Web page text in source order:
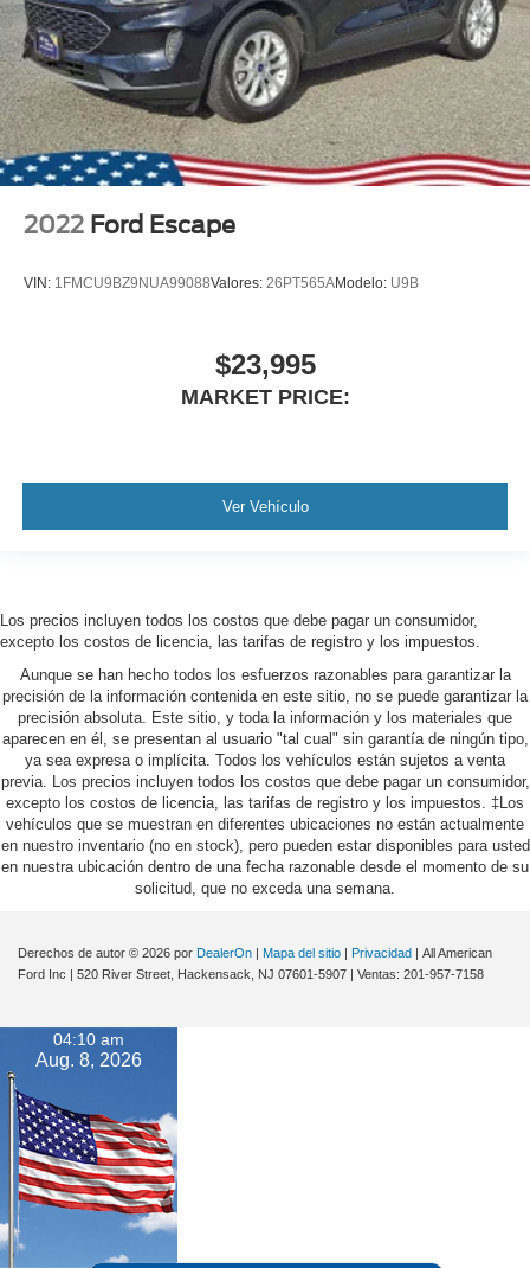
2022 Ford Escape
VIN: 1FMCU9BZ9NUA99088Valores: 26PT565AModelo: U9B
$23,995
MARKET PRICE:
Ver Vehículo
Los precios incluyen todos los costos que debe pagar un consumidor,
excepto los costos de licencia, las tarifas de registro y los impuestos.
Aunque se han hecho todos los esfuerzos razonables para garantizar la
precisión de la información contenida en este sitio, no se puede garantizar la
precisión absoluta. Este sitio, y toda la información y los materiales que
aparecen en él, se presentan al usuario "tal cual" sin garantía de ningún tipo,
ya sea expresa o implícita. Todos los vehículos están sujetos a venta
previa. Los precios incluyen todos los costos que debe pagar un consumidor,
excepto los costos de licencia, las tarifas de registro y los impuestos. ‡Los
vehículos que se muestran en diferentes ubicaciones no están actualmente
en nuestro inventario (no en stock), pero pueden estar disponibles para usted
en nuestra ubicación dentro de una fecha razonable desde el momento de su
solicitud, que no exceda una semana.
Derechos de autor © 2026 por DealerOn Mapa del sitio Privacidad | All American
Ford Inc
520 River Street, Hackensack, NJ 07601-5907 | Ventas: 201-957-7158
04:10 am
Aug. 8, 2026